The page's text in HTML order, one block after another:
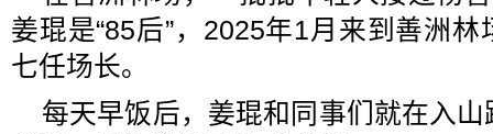
姜琨是“85后”，2025年1月来到善洲
七任场长。
每天早饭后，姜琨和同事们就在入